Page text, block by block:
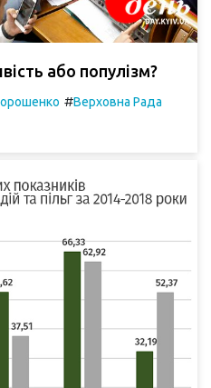
або популізм?
#Верховна Рада